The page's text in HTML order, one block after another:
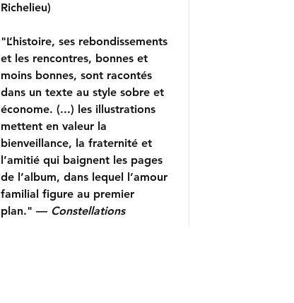
Richelieu)
"L’histoire, ses rebondissements
et les rencontres, bonnes et
moins bonnes, sont racontés
dans un texte au style sobre et
économe. (...) les illustrations
mettent en valeur la
bienveillance, la fraternité et
l’amitié qui baignent les pages
de l’album, dans lequel l’amour
familial figure au premier
plan." — Constellations